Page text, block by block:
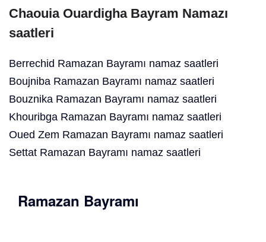
Chaouia Ouardigha Bayram Namazı
saatleri
Berrechid Ramazan Bayramı namaz saatleri
Boujniba Ramazan Bayramı namaz saatleri
Bouznika Ramazan Bayramı namaz saatleri
Khouribga Ramazan Bayramı namaz saatleri
Oued Zem Ramazan Bayramı namaz saatleri
Settat Ramazan Bayramı namaz saatleri
Ramazan Bayramı